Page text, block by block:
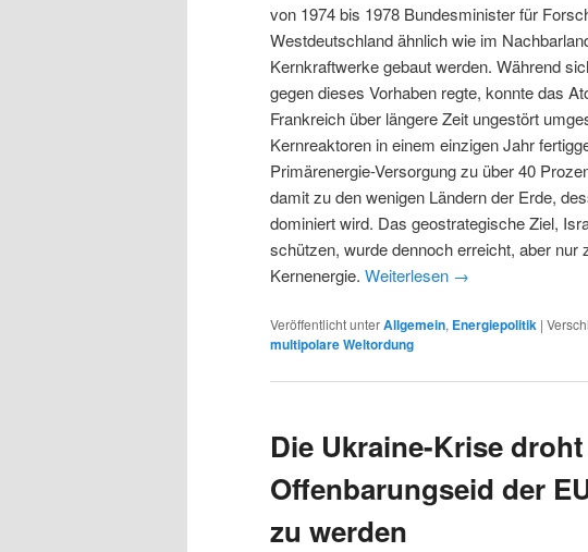
von 1974 bis 1978 Bundesminister für
Westdeutschland ähnlich wie im
Kernkraftwerke gebaut werden. Während
gegen dieses Vorhaben regte, konnte das
Frankreich über längere Zeit ungestört
Kernreaktoren in einem einzigen Jahr
Primärenergie-Versorgung zu über 40
damit zu den wenigen Ländern der Erde,
dominiert wird. Das geostrategische Ziel,
schützen, wurde dennoch erreicht, aber nur
Kernenergie. Weiterlesen →
Veröffentlicht unterAllgemein, Energiepolitik |
multipolare Weltordung
Die Ukraine-Krise
Offenbarungseid der
zu werden